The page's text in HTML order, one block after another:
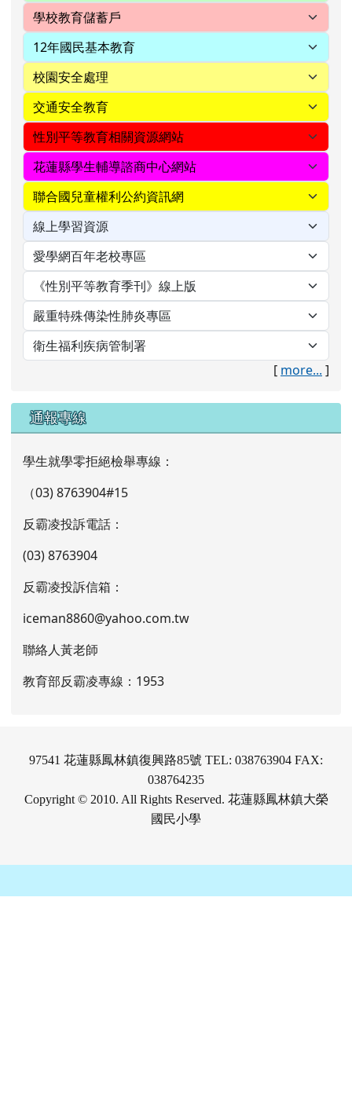
[ more... ]
通報專線
學生就學零拒絕檢舉專線：
（03) 8763904#15
反霸凌投訴電話：
(03) 8763904
反霸凌投訴信箱：
iceman8860@yahoo.com.tw
聯絡人黃老師
教育部反霸凌專線：1953
97541 花蓮縣鳳林鎮復興路85號 TEL: 038763904 FAX:
038764235
Copyright © 2010. All Rights Reserved. 花蓮縣鳳林鎮大榮
國民小學